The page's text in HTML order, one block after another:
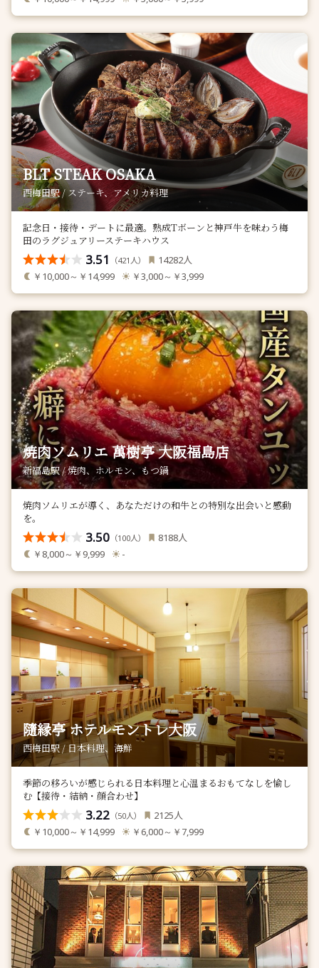
BLT STEAK OSAKA
西梅田駅 / ステーキ、アメリカ料理
記念日・接待・デートに最適。熟成Tボーンと神戸牛を味わう梅
田のラグジュアリーステーキハウス
3.51 （421 人） 14282人
￥10,000～￥14,999 ￥3,000～￥3,999
焼肉ソムリエ 萬樹亭 大阪福島店
新福島駅 / 焼肉、ホルモン、もつ鍋
焼肉ソムリエが導く、あなただけの和牛との特別な出会いと感動
を。
3.50 （100人） 8188人
￥8,000～￥9,999 -
隨縁亭 ホテルモントレ大阪
西梅田駅 / 日本料理、海鮮
季節の移ろいが感じられる日本料理と心温まるおもてなしを愉し
む【接待・結納・顔合わせ】
3.22 （50人） 2125人
￥10,000～￥14,999 ￥6,000～￥7,999